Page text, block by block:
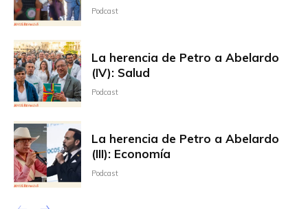
Podcast
La herencia de Petro a Abelardo
(IV): Salud
Podcast
La herencia de Petro a Abelardo
(III): Economía
Podcast